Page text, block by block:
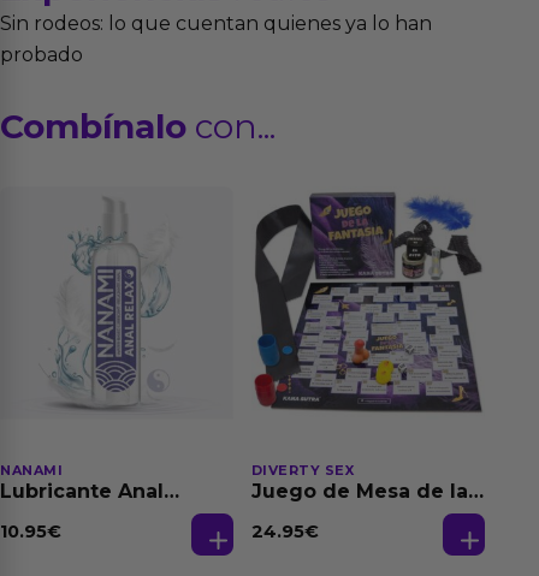
Sin rodeos: lo que cuentan quienes ya lo han
probado
Combínalo con...
NANAMI
Lubricante Anal
Dilatación Base Agua
10.95€
DIVERTY SEX
Juego de Mesa de las
24.95€